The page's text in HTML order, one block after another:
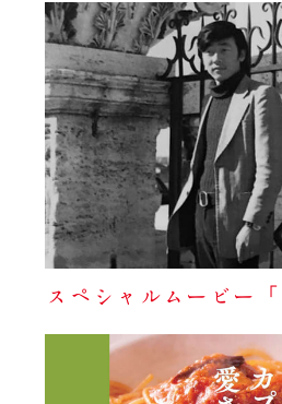
スペシャルムービー「